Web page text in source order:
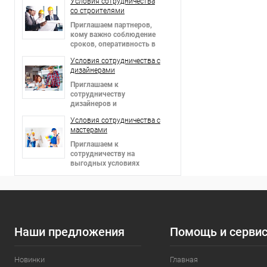
со строителями
Приглашаем партнеров,
кому важно соблюдение
сроков, оперативность в
гибкие цены!
Условия сотрудничества c
дизайнерами
Приглашаем к
сотрудничеству
дизайнеров и
предоставляем скидки!
Условия сотрудничества c
мастерами
Приглашаем к
сотрудничеству на
выгодных условиях
Наши предложения
Новинки
Помощь и
Главная